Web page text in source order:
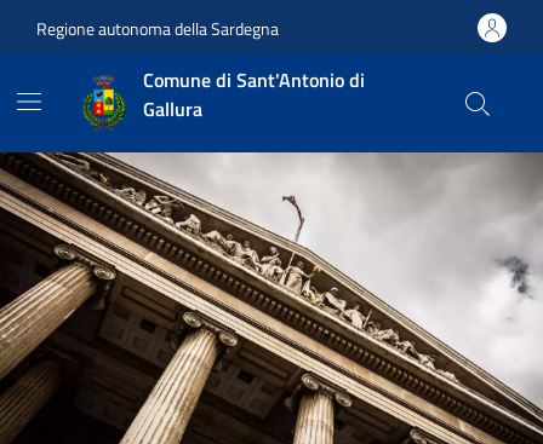
Regione autonoma della Sardegna
Comune di Sant'Antonio di
Gallura